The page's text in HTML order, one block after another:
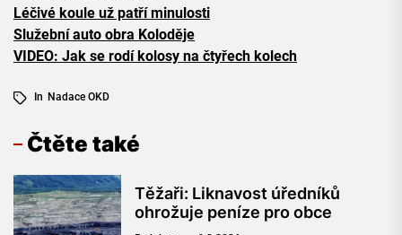
Léčivé koule už patří minulosti
Služební auto obra Koloděje
VIDEO: Jak se rodí kolosy na čtyřech kolech
In Nadace OKD
Čtěte také
Těžaři: Liknavost úředníků
ohrožuje peníze pro obce